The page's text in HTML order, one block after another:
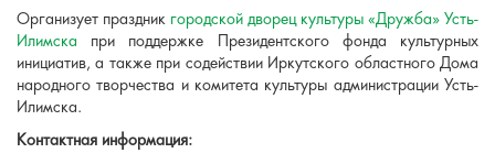
Организует праздник городской дворец культуры «Дружба» Усть-
Илимска при поддержке Президентского фонда культурных
инициатив, а также при содействии Иркутского областного Дома
народного творчества и комитета культуры администрации Усть-
Илимска.
Контактная информация: